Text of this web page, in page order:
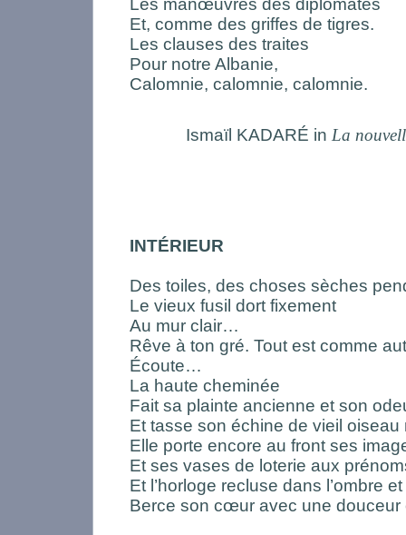
Les manœuvres des diplomates
Et, comme des griffes de tigres.
Les clauses des traites
Pour notre Albanie,
Calomnie, calomnie, calomnie.
Ismaïl KADARÉ in La
INTÉRIEUR
Des toiles, des choses sèches
Le vieux fusil dort fixement
Au mur clair…
Rêve à ton gré. Tout est comme
Écoute…
La haute cheminée
Fait sa plainte ancienne et son
Et tasse son échine de vieil
Elle porte encore au front ses
Et ses vases de loterie aux
Et l’horloge recluse dans l’ombre
Berce son cœur avec une